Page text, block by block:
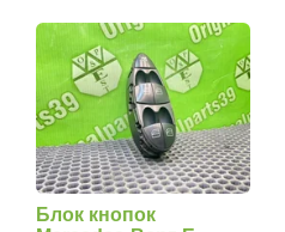
Блок кнопок